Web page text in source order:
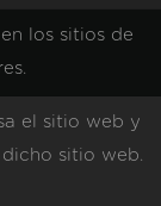
los sitios de
el sitio web y
sitio web.